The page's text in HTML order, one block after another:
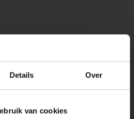
Details Over
van cookies
08:00 tot 17:00